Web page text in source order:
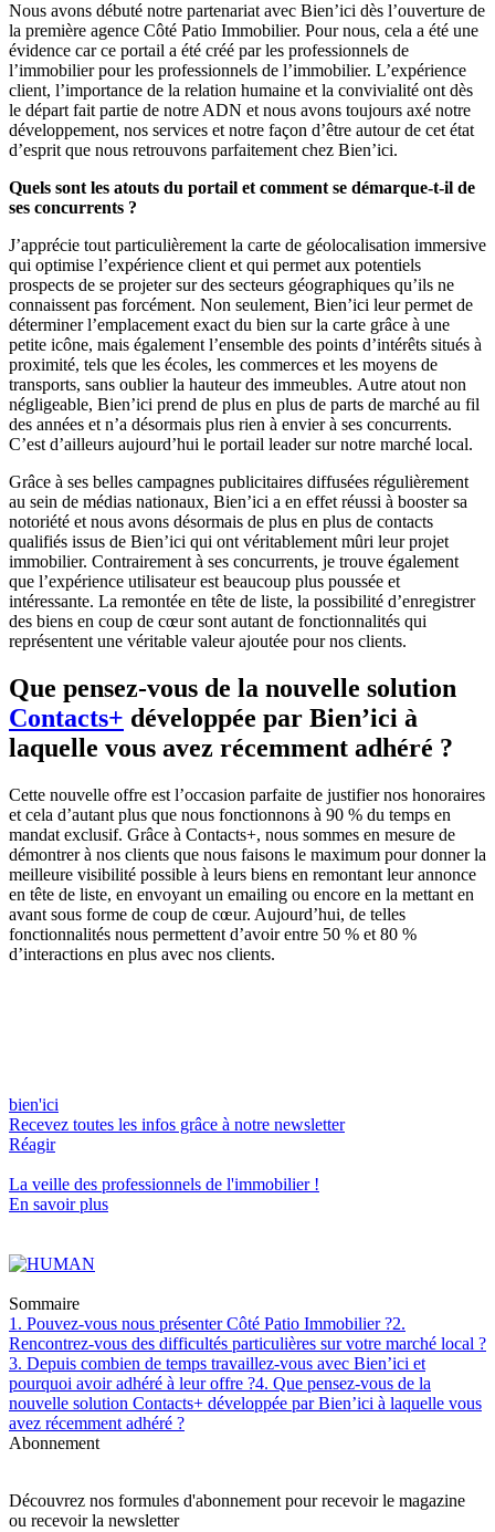
Nous avons débuté notre partenariat avec Bien’ici dès l’ouverture de
la première agence Côté Patio Immobilier. Pour nous, cela a été une
évidence car ce portail a été créé par les professionnels de
l’immobilier pour les professionnels de l’immobilier. L’expérience
client, l’importance de la relation humaine et la convivialité ont dès
le départ fait partie de notre ADN et nous avons toujours axé notre
développement, nos services et notre façon d’être autour de cet état
d’esprit que nous retrouvons parfaitement chez Bien’ici.
Quels sont les atouts du portail et comment se démarque-t-il de
ses concurrents ?
J’apprécie tout particulièrement la carte de géolocalisation immersive
qui optimise l’expérience client et qui permet aux potentiels
prospects de se projeter sur des secteurs géographiques qu’ils ne
connaissent pas forcément. Non seulement, Bien’ici leur permet de
déterminer l’emplacement exact du bien sur la carte grâce à une
petite icône, mais également l’ensemble des points d’intérêts situés à
proximité, tels que les écoles, les commerces et les moyens de
transports, sans oublier la hauteur des immeubles. Autre atout non
négligeable, Bien’ici prend de plus en plus de parts de marché au fil
des années et n’a désormais plus rien à envier à ses concurrents.
C’est d’ailleurs aujourd’hui le portail leader sur notre marché local.
Grâce à ses belles campagnes publicitaires diffusées régulièrement
au sein de médias nationaux, Bien’ici a en effet réussi à booster sa
notoriété et nous avons désormais de plus en plus de contacts
qualifiés issus de Bien’ici qui ont véritablement mûri leur projet
immobilier. Contrairement à ses concurrents, je trouve également
que l’expérience utilisateur est beaucoup plus poussée et
intéressante. La remontée en tête de liste, la possibilité d’enregistrer
des biens en coup de cœur sont autant de fonctionnalités qui
représentent une véritable valeur ajoutée pour nos clients.
Que pensez-vous de la nouvelle solution
Contacts+ développée par Bien’ici à
laquelle vous avez récemment adhéré ?
Cette nouvelle offre est l’occasion parfaite de justifier nos honoraires
et cela d’autant plus que nous fonctionnons à 90 % du temps en
mandat exclusif. Grâce à Contacts+, nous sommes en mesure de
démontrer à nos clients que nous faisons le maximum pour donner la
meilleure visibilité possible à leurs biens en remontant leur annonce
en tête de liste, en envoyant un emailing ou encore en la mettant en
avant sous forme de coup de cœur. Aujourd’hui, de telles
fonctionnalités nous permettent d’avoir entre 50 % et 80 %
d’interactions en plus avec nos clients.
bien'ici
Recevez toutes les infos grâce à notre newsletter
Réagir
La veille des professionnels de l'immobilier!
En savoir plus
Sommaire
1. Pouvez-vous nous présenter Côté Patio Immobilier ?2.
Rencontrez-vous des difficultés particulières sur votre marché local ?
3. Depuis combien de temps travaillez-vous avec Bien’ici et
pourquoi avoir adhéré à leur offre ?4. Que pensez-vous de la
nouvelle solution Contacts+ développée par Bien’ici à laquelle vous
avez récemment adhéré ?
Abonnement
Découvrez nos formules d'abonnement pour recevoir le magazine
ou recevoir la newsletter